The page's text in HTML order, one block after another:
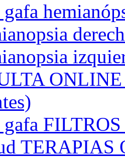
gafa
gafa
TERAPIAS